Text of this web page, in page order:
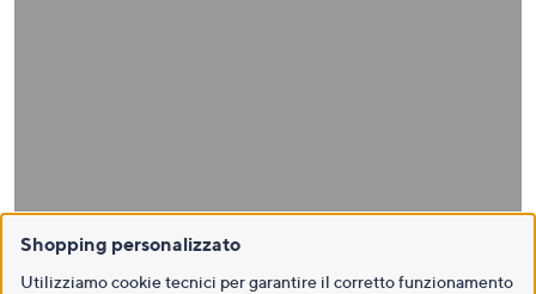
Shopping personalizzato
Utilizziamo cookie tecnici per garantire il corretto funzionamento